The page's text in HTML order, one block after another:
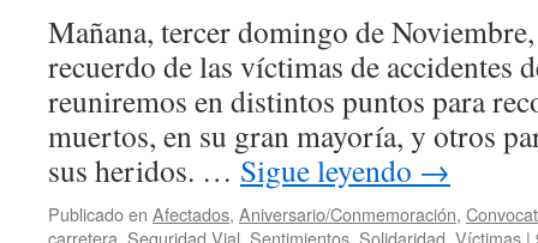
Mañana, tercer domingo de
recuerdo de las víctimas de accidentes
reuniremos en distintos puntos para
muertos, en su gran mayoría, y otros
sus heridos. … Sigue leyendo →
Publicado en Afectados, Aniversario/Conmemoración,
carretera, Seguridad Vial, Sentimientos, Solidaridad, Víctimas |